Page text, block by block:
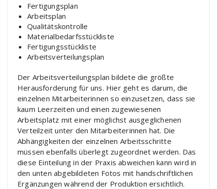
Fertigungsplan
Arbeitsplan
Qualitätskontrolle
Materialbedarfsstückliste
Fertigungsstückliste
Arbeitsverteilungsplan
Der Arbeitsverteilungsplan bildete die größte
Herausforderung für uns. Hier geht es darum, die
einzelnen Mitarbeiterinnen so einzusetzen, dass sie
kaum Leerzeiten und einen zugewiesenen
Arbeitsplatz mit einer möglichst ausgeglichenen
Verteilzeit unter den Mitarbeiterinnen hat. Die
Abhängigkeiten der einzelnen Arbeitsschritte
müssen ebenfalls überlegt zugeordnet werden. Das
diese Einteilung in der Praxis abweichen kann wird in
den unten abgebildeten Fotos mit handschriftlichen
Ergänzungen während der Produktion ersichtlich.